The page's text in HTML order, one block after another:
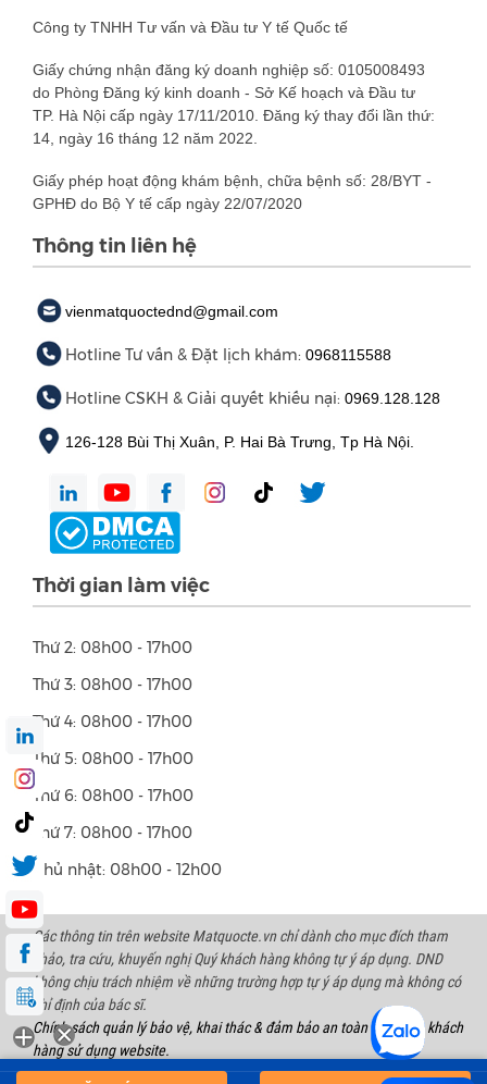
Công ty TNHH Tư vấn và Đầu tư Y tế Quốc tế
Giấy chứng nhận đăng ký doanh nghiệp số: 0105008493
do Phòng Đăng ký kinh doanh - Sở Kế hoạch và Đầu tư
TP. Hà Nội cấp ngày 17/11/2010. Đăng ký thay đổi lần thứ:
14, ngày 16 tháng 12 năm 2022.
Giấy phép hoạt động khám bệnh, chữa bệnh số: 28/BYT -
GPHĐ do Bộ Y tế cấp ngày 22/07/2020
Thông tin liên hệ
vienmatquoctednd@gmail.com
Hotline Tư vấn & Đặt lịch khám: 0968115588
Hotline CSKH & Giải quyết khiếu nại: 0969.128.128
126-128 Bùi Thị Xuân, P. Hai Bà Trưng, Tp Hà Nội.
Thời gian làm việc
Thứ 2: 08h00 - 17h00
Thứ 3: 08h00 - 17h00
Thứ 4: 08h00 - 17h00
Thứ 5: 08h00 - 17h00
Thứ 6: 08h00 - 17h00
Thứ 7: 08h00 - 17h00
Chủ nhật: 08h00 - 12h00
Các thông tin trên website Matquocte.vn chỉ dành cho mục đích tham
khảo, tra cứu, khuyến nghị Quý khách hàng không tự ý áp dụng. DND
không chịu trách nhiệm về những trường hợp tự ý áp dụng mà không có
chỉ định của bác sĩ.
Chính sách quản lý bảo vệ, khai thác & đảm bảo an toàn thông tin khách
hàng sử dụng website.
Copyright 2023 International Eye Hospital | All right reserved. Address: